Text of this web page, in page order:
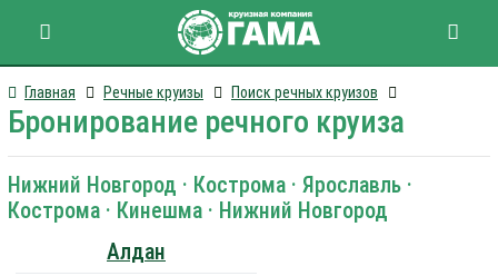
Главная Речные круизы Поиск речных круизов
Бронирование речного круиза
Нижний Новгород · Кострома · Ярославль ·
Кострома · Кинешма · Нижний Новгород
Алдан